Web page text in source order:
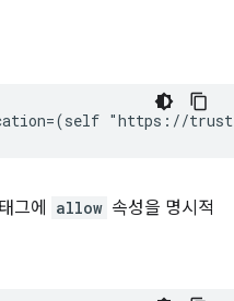
그에 allow 속성을 명시적